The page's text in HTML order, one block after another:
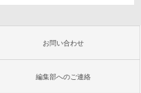
お問い合わせ
編集部へのご連絡